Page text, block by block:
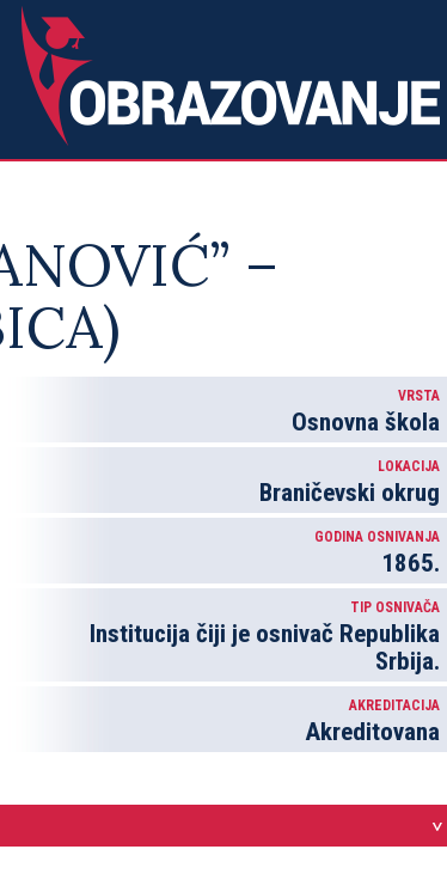
–
VRSTA
Osnovna škola
LOKACIJA
Braničevski okrug
GODINA OSNIVANJA
1865.
TIP OSNIVAČA
Institucija čiji je osnivač Republika
Srbija.
AKREDITACIJA
Akreditovana
>